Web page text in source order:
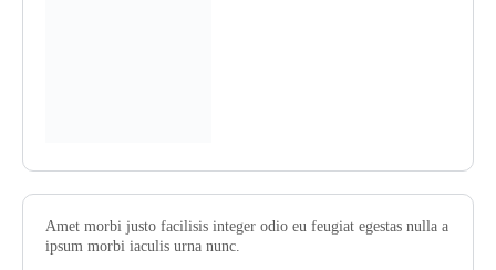
Amet morbi justo facilisis integer odio eu feugiat egestas nulla a
ipsum morbi iaculis urna nunc.